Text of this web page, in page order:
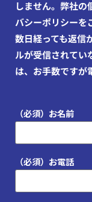
しません。弊社の
バシーポリシーを
数日経っても返信
ルが受信されてい
は、お手数ですが
（必須）お名前
（必須）お電話